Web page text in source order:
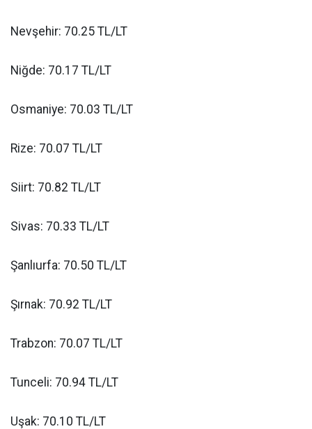
Nevşehir: 70.25 TL/LT
Niğde: 70.17 TL/LT
Osmaniye: 70.03 TL/LT
Rize: 70.07 TL/LT
Siirt: 70.82 TL/LT
Sivas: 70.33 TL/LT
Şanlıurfa: 70.50 TL/LT
Şırnak: 70.92 TL/LT
Trabzon: 70.07 TL/LT
Tunceli: 70.94 TL/LT
Uşak: 70.10 TL/LT